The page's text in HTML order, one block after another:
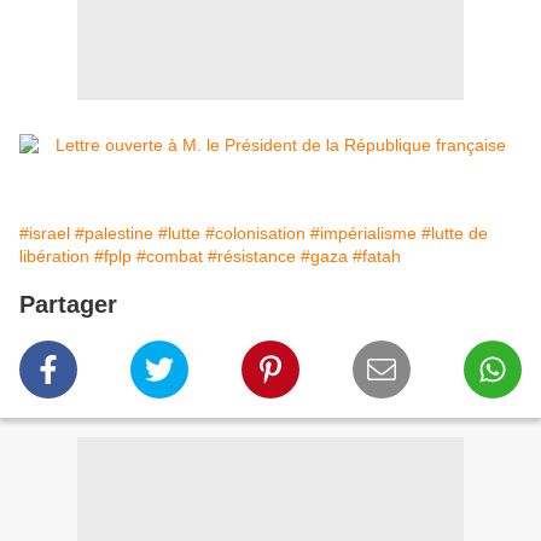
#israel #palestine #lutte #colonisation #impérialisme #lutte de
libération #fplp #combat #résistance #gaza #fatah
Partager